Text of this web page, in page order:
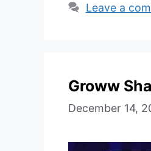
Leave a
Groww
December 14,